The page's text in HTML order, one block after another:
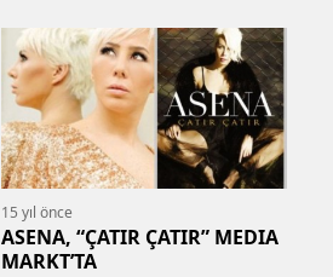
15 yıl önce
ASENA, “ÇATIR ÇATIR” MEDIA
MARKT’TA